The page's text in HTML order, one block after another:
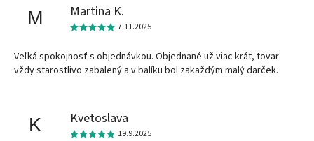
M Martina K.
7.11.2025
Veľká spokojnosť s objednávkou. Objednané už viac krát, tovar
vždy starostlivo zabalený a v balíku bol zakaždým malý darček.
K Kvetoslava
19.9.2025